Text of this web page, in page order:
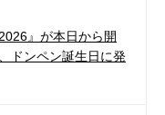
』が本日から開
ドンペン誕生日に発